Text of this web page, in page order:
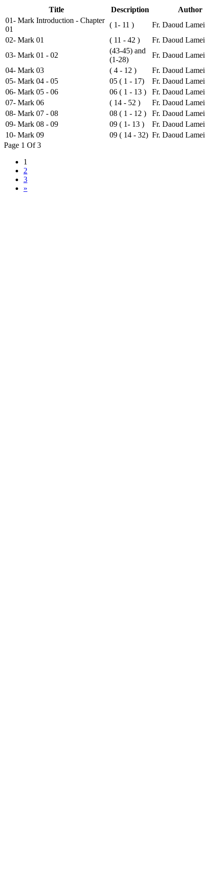
Title Description
Author
01- Mark Introduction - Chapter
01
( 1- 11 )
Fr. Daoud Lamei
02- Mark 01
( 11 - 42 )
Fr. Daoud Lamei
03- Mark 01 - 02
(43-45) and
(1-28)
Fr. Daoud Lamei
04- Mark 03
( 4 - 12 )
Fr. Daoud Lamei
05- Mark 04 - 05
05 ( 1 - 17)
Fr. Daoud Lamei
06- Mark 05 - 06
06 ( 1 - 13 )
Fr. Daoud Lamei
07- Mark 06
( 14 - 52 )
Fr. Daoud Lamei
08- Mark 07 - 08
08 ( 1 - 12 )
Fr. Daoud Lamei
09- Mark 08 - 09
09 ( 1- 13 )
Fr. Daoud Lamei
10- Mark 09
09 ( 14 - 32) Fr. Daoud Lamei
Page 1 Of 3
1
2
3
»